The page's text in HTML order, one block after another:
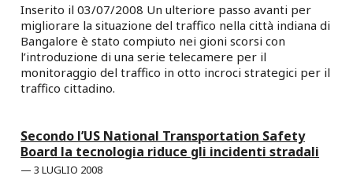
Inserito il 03/07/2008 Un ulteriore passo avanti per
migliorare la situazione del traffico nella città indiana di
Bangalore è stato compiuto nei gioni scorsi con
l’introduzione di una serie telecamere per il
monitoraggio del traffico in otto incroci strategici per il
traffico cittadino.
Secondo l’US National Transportation Safety
Board la tecnologia riduce gli incidenti stradali
3 LUGLIO 2008